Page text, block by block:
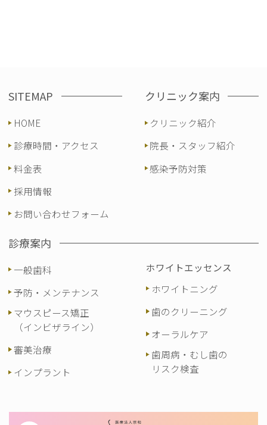
SITEMAP
HOME
診療時間・アクセス
料金表
採用情報
お問い合わせフォーム
クリニック案内
クリニック紹介
院長・スタッフ紹介
感染予防対策
診療案内
一般歯科
予防・メンテナンス
マウスピース矯正
（インビザライン）
審美治療
インプラント
ホワイトエッセンス
ホワイトニング
歯のクリーニング
オーラルケア
歯周病・むし歯の
リスク検査